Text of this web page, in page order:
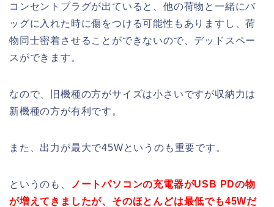
コンセントプラグが出ていると、他の荷物と一緒にバ
ッグに入れた時に傷をつける可能性もありますし、荷
物同士密着させることができないので、デッドスペー
スができます。
なので、旧機種の方がサイズは小さいですが収納力は
新機種の方が有利です。
また、出力が最大で45Wというのも重要です。
というのも、
ノートパソコンの充電器がUSB PDの物
が増えてきましたが、そのほとんどは最低でも45Wだ